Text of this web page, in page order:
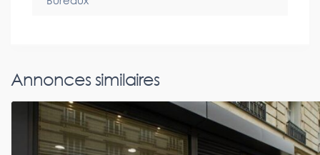
Annonces similaires